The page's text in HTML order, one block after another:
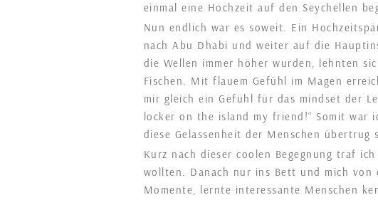
einmal eine Hochzeit auf den Seychellen
Nun endlich war es soweit. Ein
nach Abu Dhabi und weiter auf die
die Wellen immer höher wurden, lehnten
Fischen. Mit flauem Gefühl im Magen
mir gleich ein Gefühl für das mindset der
locker on the island my friend!“ Somit
diese Gelassenheit der Menschen übertrug
Kurz nach dieser coolen Begegnung traf
wollten. Danach nur ins Bett und mich
Momente, lernte interessante Menschen